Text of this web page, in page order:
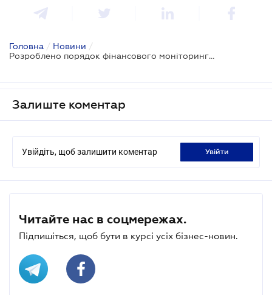
Головна / Новини /
Розроблено порядок фінансового моніторингу товарних бірж
Залиште коментар
Увійдіть, щоб залишити коментар увійти
Читайте нас в соцмережах.
Підпишіться, щоб бути в курсі усіх бізнес-новин.